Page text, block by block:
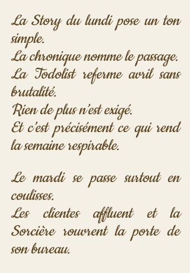
La Story du lundi pose un ton
simple.
La Todolist referme avril sans
brutalité.
Rien de plus n’est exigé.
Et c’est précisément ce qui rend
la semaine respirable.
Le mardi se passe surtout en
coulisses.
Les clientes affluent et la
Sorcière rouvrent la porte de
son bureau.